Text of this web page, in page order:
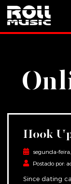
Hook
segunda-
Postado por:
Since dating